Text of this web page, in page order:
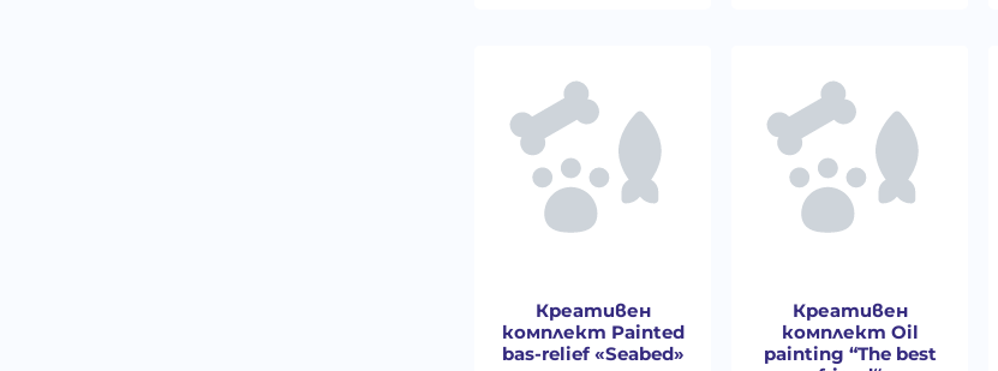
Креативен
комплект Painted
bas-relief «Seabed»
Креативен
комплект Oil
painting “The best